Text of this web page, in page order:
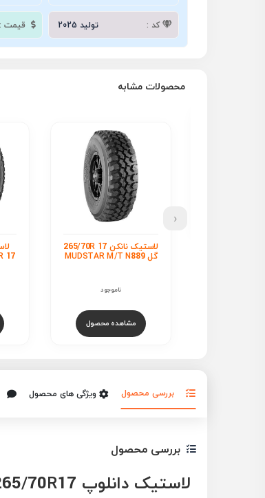
کد : تولید 2025 قیمت :
محصولات مشابه
لاستیک بی اف گودریچ
265/70R 17 گل TERRAIN
ناموجود
مشاهده محصول
‹
بررسی محصول ویژگی های محصول
بررسی محصول